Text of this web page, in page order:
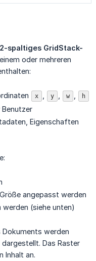
spaltiges GridStack-
oder mehreren
x y w h
Eigenschaften
angepasst werden
werden (siehe unten)
Dokuments werden
dargestellt. Das Raster
Inhalt an.